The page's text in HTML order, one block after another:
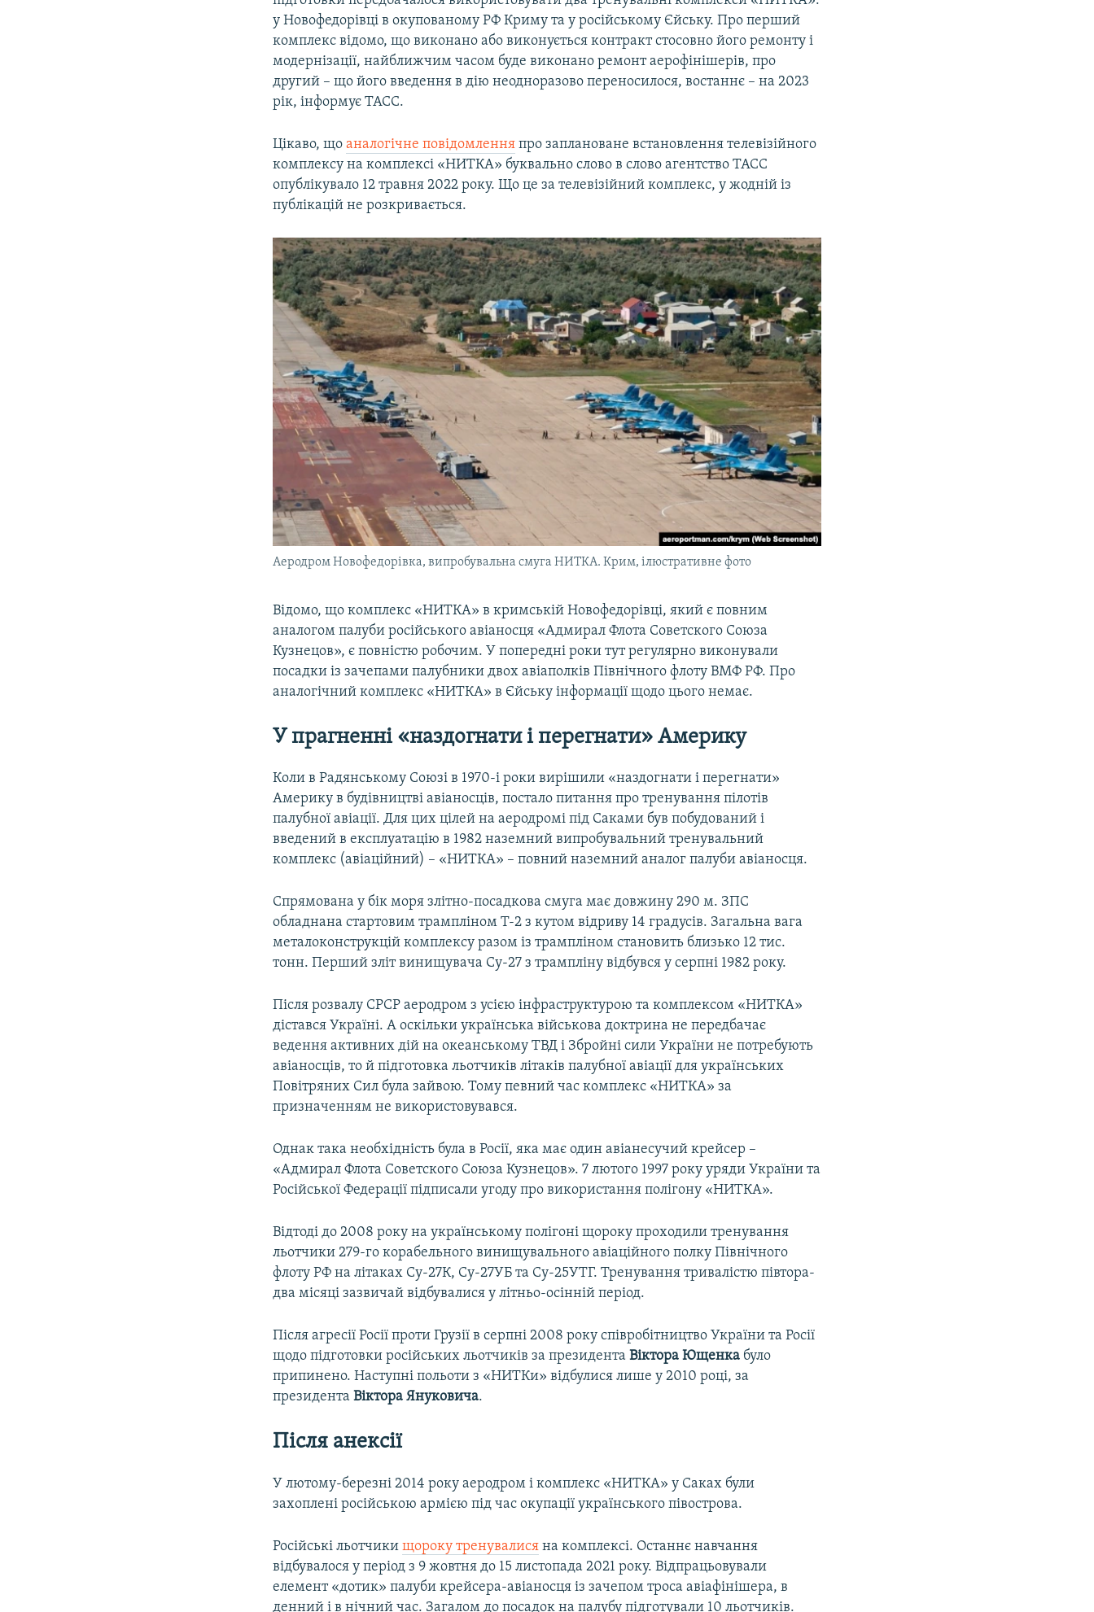
у Новофедорівці в окупованому РФ Криму та у російському Єйську. Про перший
комплекс відомо, що виконано або виконується контракт стосовно його ремонту і
модернізації, найближчим часом буде виконано ремонт аерофінішерів, про
другий – що його введення в дію неодноразово переносилося, востаннє – на 2023
рік, інформує ТАСС.
Цікаво, щоаналогічне повідомлення про заплановане встановлення телевізійного
комплексу на комплексі «НИТКА» буквально слово в слово агентство ТАСС
опублікувало 12 травня 2022 року. Що це за телевізійний комплекс, у жодній із
публікацій не розкривається.
Аеродром Новофедорівка, випробувальна смуга НИТКА. Крим, ілюстративне фото
Відомо, що комплекс «НИТКА» в кримській Новофедорівці, який є повним
аналогом палуби російського авіаносця «Адмирал Флота Советского Союза
Кузнецов», є повністю робочим. У попередні роки тут регулярно виконували
посадки із зачепами палубники двох авіаполків Північного флоту ВМФ РФ. Про
аналогічний комплекс «НИТКА» в Єйську інформації щодо цього немає.
У прагненні «наздогнати і перегнати» Америку
Коли в Радянському Союзі в 1970-і роки вирішили «наздогнати і перегнати»
Америку в будівництві авіаносців, постало питання про тренування пілотів
палубної авіації. Для цих цілей на аеродромі під Саками був побудований і
введений в експлуатацію в 1982 наземний випробувальний тренувальний
комплекс (авіаційний) – «НИТКА» – повний наземний аналог палуби авіаносця.
Спрямована у бік моря злітно-посадкова смуга має довжину 290 м. ЗПС
обладнана стартовим трампліном Т-2 з кутом відриву 14 градусів. Загальна вага
металоконструкцій комплексу разом із трампліном становить близько 12 тис.
тонн. Перший зліт винищувача Су-27 з трампліну відбувся у серпні 1982 року.
Після розвалу СРСР аеродром з усією інфраструктурою та комплексом «НИТКА»
дістався Україні. А оскільки українська військова доктрина не передбачає
ведення активних дій на океанському ТВД і Збройні сили України не потребують
авіаносців, то й підготовка льотчиків літаків палубної авіації для українських
Повітряних Сил була зайвою. Тому певний час комплекс «НИТКА» за
призначенням не використовувався.
Однак така необхідність була в Росії, яка має один авіанесучий крейсер –
«Адмирал Флота Советского Союза Кузнецов». 7 лютого 1997 року уряди України та
Російської Федерації підписали угоду про використання полігону «НИТКА».
Відтоді до 2008 року на українському полігоні щороку проходили тренування
льотчики 279-го корабельного винищувального авіаційного полку Північного
флоту РФ на літаках Су-27К, Су-27УБ та Су-25УТГ. Тренування тривалістю півтора-
два місяці зазвичай відбувалися у літньо-осінній період.
Після агресії Росії проти Грузії в серпні 2008 року співробітництво України та Росії
щодо підготовки російських льотчиків за президентаВіктора Ющенка було
припинено. Наступні польоти з «НИТКи» відбулися лише у 2010 році, за
президентаВіктора Януковича.
Після анексії
У лютому-березні 2014 року аеродром і комплекс «НИТКА» у Саках були
захоплені російською армією під час окупації українського півострова.
Російські льотчикищороку тренувалися на комплексі. Останнє навчання
відбувалося у період з 9 жовтня до 15 листопада 2021 року. Відпрацьовували
елемент «дотик» палуби крейсера-авіаносця із зачепом троса авіафінішера, в
денний і в нічний час. Загалом до посадок на палубу підготували 10 льотчиків.